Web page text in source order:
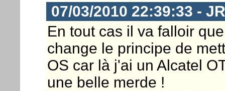
07/03/2010 22:39:33 -
En tout cas il va falloir
change le principe de
OS car là j'ai un Alcatel
une belle merde !